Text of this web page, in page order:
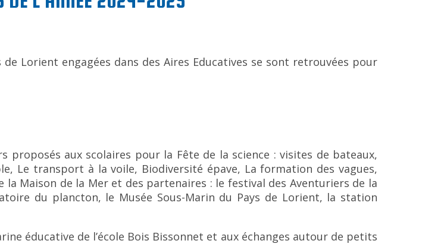
de Lorient engagées dans des Aires Educatives se sont retrouvées pour
proposés aux scolaires pour la Fête de la science : visites de bateaux,
Le transport à la voile, Biodiversité épave, La formation des vagues,
la Maison de la Mer et des partenaires : le festival des Aventuriers de la
du plancton, le Musée Sous-Marin du Pays de Lorient, la station
éducative de l’école Bois Bissonnet et aux échanges autour de petits